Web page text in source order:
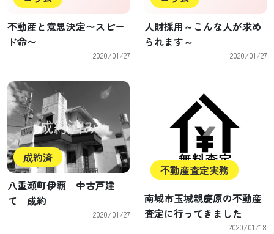
不動産と意思決定〜スピー
ド命〜
2020/01/27
人財採用～こんな人が求め
られます～
2020/01/27
成約済
八重瀬町伊覇 中古戸建
て 成約
2020/01/27
不動産査定実務
南城市玉城親慶原の不動産
査定に行ってきました
2020/01/18